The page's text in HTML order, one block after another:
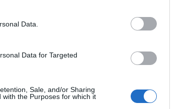
Data.
Data for Targeted
Sale, and/or Sharing
the Purposes for which it
την πρώτη Κυριακή
συμβεί Κυριακή, τότε την
Πάσχα δεν θα
χριστιανικού Πάσχα
και την πρώτη
βρεθεί αρχικά η ημερομηνία της